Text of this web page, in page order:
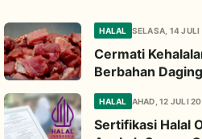
HALAL SELASA, 14
Cermati
Berbahan
Diperhatikan
HALAL AHAD, 12 JULI
Sertifikasi Halal